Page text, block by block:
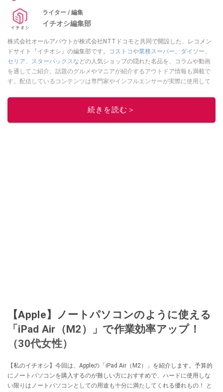
ライター / 編集
イチオシ編集部
株式会社オールアバウトが株式会社NTTドコモと共同で開設した、レコメン
ドサイト『イチオシ』の編集部です。
コストコや業務スーパー、 ダイソー、
セリア、 スターバックスなどの人気ショップの隠れた名品を、コラムや動画
を通してご紹介。話題のグルメやマニアが紹介するアウトドア情報も満載で
す。配信しているコンテンツは専門家やインフルエンサーが実際に使用して
ニュースでフォロー
続きを読む＞
【Apple】ノートパソコンのように使える
「iPad Air（M2）」で作業効率アップ！
（30代女性）
【私のイチオシ】今回は、Appleの「iPad Air（M2）」を紹介します。予算的
にノートパソコンを購入するのが難しい方におすすめで、ハードに使用しな
い限りはノートパソコンとしての用途も十分に満たしてくれる優れもの！ と